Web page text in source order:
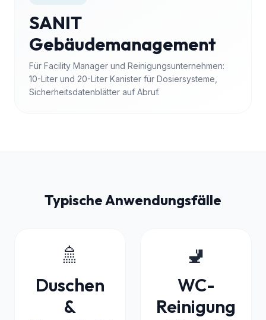
SANIT
Gebäudemanagement
Für Facility Manager und Reinigungsunternehmen:
10-Liter und 20-Liter Kanister für Dosiersysteme,
Sicherheitsdatenblätter auf Abruf.
Typische Anwendungsfälle
🚿
Duschen
&
🚽
WC-
Reinigung